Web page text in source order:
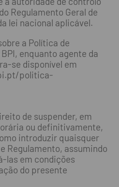
Regulamento Geral de
lei nacional aplicável.
a Política de
enquanto agente da
se disponível em
politica-
de suspender, em
ou definitivamente,
introduzir quaisquer
Regulamento, assumindo
las em condições
do presente